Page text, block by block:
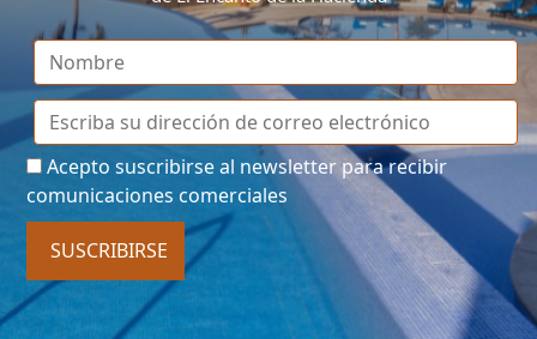
Acepto suscribirse al newsletter para recibir
comunicaciones comerciales
SUSCRIBIRSE